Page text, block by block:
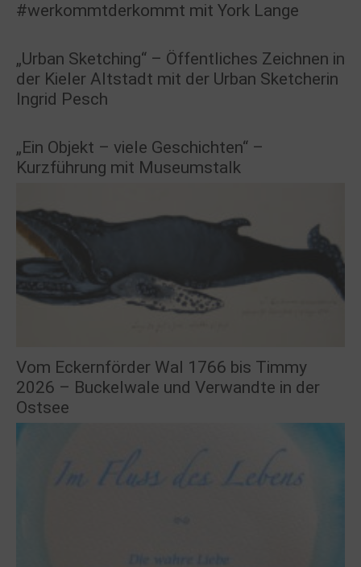
#werkommtderkommt mit York Lange
„Urban Sketching“ – Öffentliches Zeichnen in
der Kieler Altstadt mit der Urban Sketcherin
Ingrid Pesch
„Ein Objekt – viele Geschichten“ –
Kurzführung mit Museumstalk
Vom Eckernförder Wal 1766 bis Timmy
2026 – Buckelwale und Verwandte in der
Ostsee